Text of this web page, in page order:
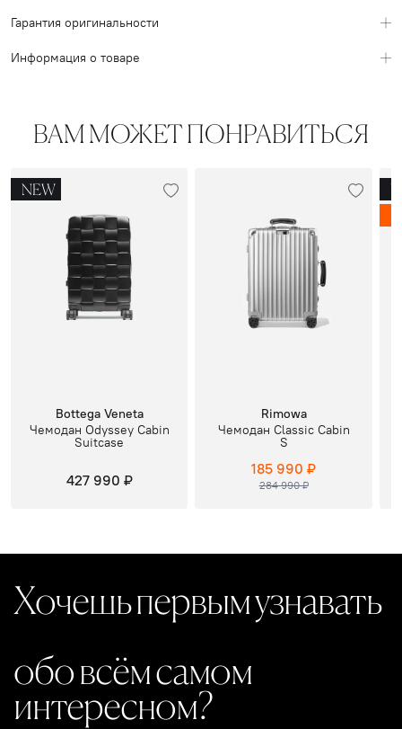
Гарантия оригинальности
Информация о товаре
ВАМ МОЖЕТ ПОНРАВИТЬСЯ
NEW
Bottega Veneta
Чемодан Odyssey Cabin
Suitcase
427 990 ₽
Rimowa
Чемодан Classic Cabin
S
284 990 ₽
185 990 ₽
Хочешь первым узнавать
обо всём самом
интересном?